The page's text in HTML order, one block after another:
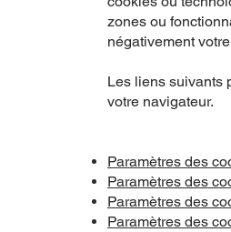
zones ou
négativement
Les liens suivants
votre navigateur.
Paramètres des
Paramètres des
Paramètres des
Paramètres des